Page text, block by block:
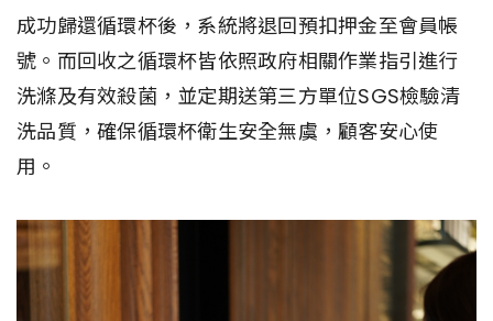
成功歸還循環杯後，系統將退回預扣押金至會員帳
號。而回收之循環杯皆依照政府相關作業指引進行
洗滌及有效殺菌，並定期送第三方單位SGS檢驗清
洗品質，確保循環杯衛生安全無虞，顧客安心使
用。